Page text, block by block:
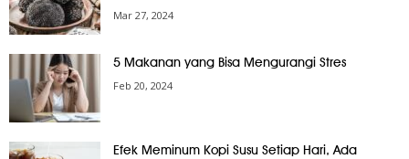
Mar 27, 2024
5 Makanan yang Bisa Mengurangi Stres
Feb 20, 2024
Efek Meminum Kopi Susu Setiap Hari, Ada